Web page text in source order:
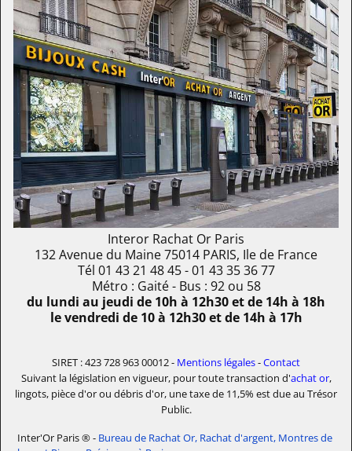
Interor Rachat Or Paris
132 Avenue du Maine75014 PARIS, Ile de France
Tél 01 43 21 48 45- 01 43 35 36 77
Métro : Gaité - Bus : 92 ou 58
du lundi au jeudi de 10h à 12h30 et de 14h à 18h
le vendredi de 10 à 12h30 et de 14h à 17h
SIRET : 423 728 963 00012 - Mentions légales-Contact
Suivant la législation en vigueur, pour toute transaction d'achat or,
lingots, pièce d'or ou débris d'or, une taxe de 11,5% est due au Trésor
Public.
Inter'Or Paris ® - Bureau de Rachat Or, Rachat d'argent, Montres de